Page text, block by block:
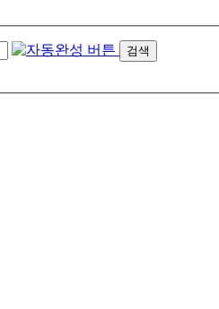
검색